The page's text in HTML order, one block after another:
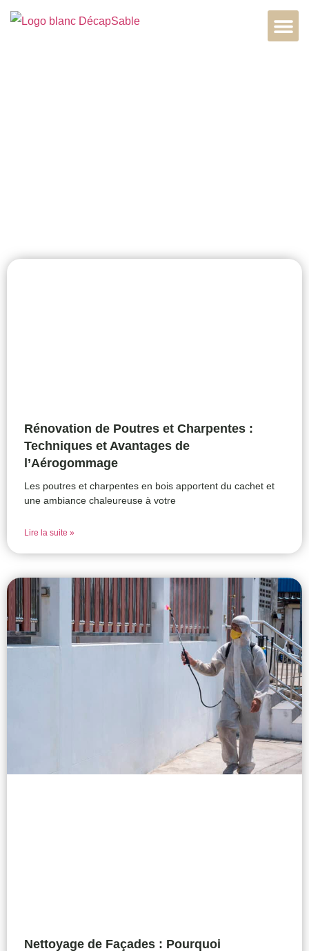
Rénovation de Poutres et Charpentes :
Techniques et Avantages de
l’Aérogommage
Les poutres et charpentes en bois apportent du cachet et
une ambiance chaleureuse à votre
Lire la suite »
Nettoyage de Façades : Pourquoi